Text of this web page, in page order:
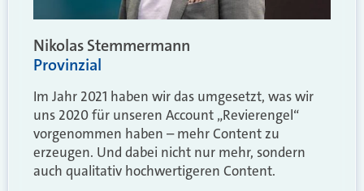
Nikolas Stemmermann
Provinzial
Im Jahr 2021 haben wir das umgesetzt, was wir
uns 2020 für unseren Account „Revierengel“
vorgenommen haben – mehr Content zu
erzeugen. Und dabei nicht nur mehr, sondern
auch qualitativ hochwertigeren Content.